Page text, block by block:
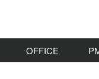
OFFICE